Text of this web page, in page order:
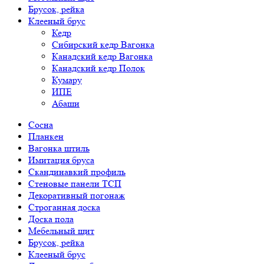
Брусок, рейка
Клееный брус
Кедр
Сибирский кедр Вагонка
Канадский кедр Вагонка
Канадский кедр Полок
Кумару
ИПЕ
Абаши
Сосна
Планкен
Вагонка штиль
Имитация бруса
Скандинавкий профиль
Стеновые панели ТСП
Декоративный погонаж
Строганная доска
Доска пола
Мебельный щит
Брусок, рейка
Клееный брус